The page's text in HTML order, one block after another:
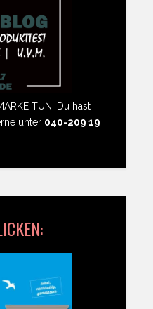
TUN! Du hast
unter 040-209 19